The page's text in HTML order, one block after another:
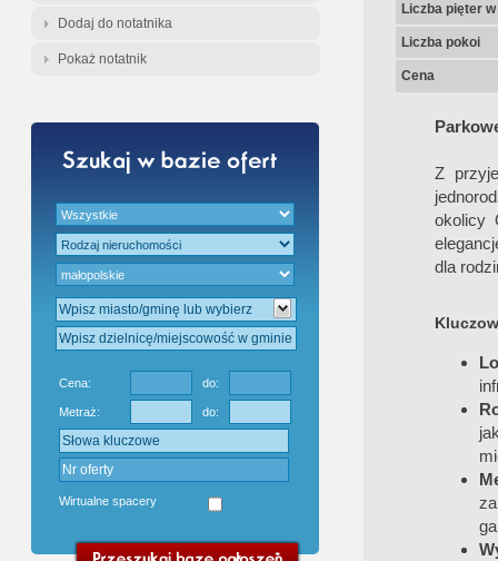
Dodaj do notatnika
Pokaż notatnik
Cena: do:
Metraż: do:
Wirtualne spacery
Liczba pięter
Liczba pokoi
Cena
Z
okolicy
dla